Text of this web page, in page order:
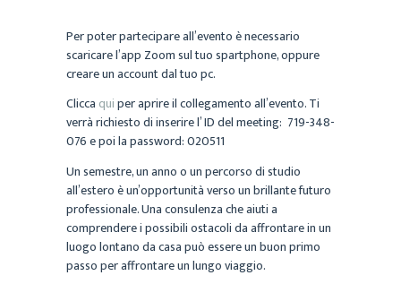
Per poter partecipare all’evento è necessario
scaricare l’app Zoom sul tuo spartphone, oppure
creare un account dal tuo pc.
Clicca quiper aprire il collegamento all’evento. Ti
verrà richiesto di inserire l’ ID del meeting: 719-348-
076 e poi la password:020511
Un semestre, un anno o un percorso di studio
all’estero è un’opportunità verso un brillante futuro
professionale. Una consulenza che aiuti a
comprendere i possibili ostacoli da affrontare in un
luogo lontano da casa può essere un buon primo
passo per affrontare un lungo viaggio.